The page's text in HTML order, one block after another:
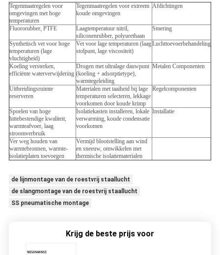
Tegenmaatregelen voor
omgevingen met hoge
temperaturen
Tegenmaatregelen voor extreem
koude omgevingen
Afdichtingen
Fluororubber, PTFE
Laagtemperatuur nitril,
siliconenrubber, polyurethaan
Smering
Synthetisch vet voor hoge
temperaturen (lage
vluchtigheid)
Vet voor lage temperaturen (laag
stolpunt, lage viscositeit)
Luchttoevoerbehandeling
Koeling versterken,
efficiënte waterverwijdering
Drogen met ultralage dauwpunt
(koeling + adsorptietype),
warmtegeleiding
Metalen Componenten
Uitbreidingsruimte
reserveren
Materialen met taaiheid bij lage
temperaturen selecteren, lekkage
voorkomen door koude krimp
Regelcomponenten
Spoelen van hoge
hittebestendige kwaliteit,
warmteafvoer, laag
stroomverbruik
Isolatiekasten installeren, lokale
verwarming, koude condensatie
voorkomen
Installatie
Ver weg houden van
warmtebronnen, warmte-
isolatieplaten toevoegen
Vermijd blootstelling aan wind
en sneeuw, omwikkelen met
thermische isolatiematerialen
de lijnmontage van de roestvrij staallucht
de slangmontage van de roestvrij staallucht
SS pneumatische montage
Krijg de beste prijs voor